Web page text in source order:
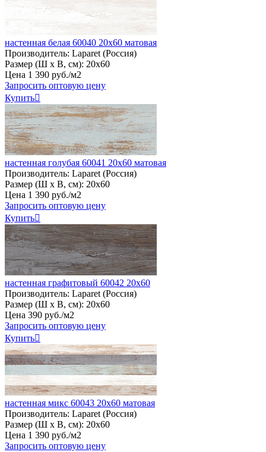
настенная белая 60040 20х60 матовая
Производитель: Laparet (Россия)
Размер (Ш х В, см): 20х60
Цена 1 390 руб./м2
Запросить оптовую цену
Купить
настенная голубая 60041 20х60 матовая
Производитель: Laparet (Россия)
Размер (Ш х В, см): 20х60
Цена 1 390 руб./м2
Запросить оптовую цену
Купить
настенная графитовый 60042 20х60
Производитель: Laparet (Россия)
Размер (Ш х В, см): 20х60
Цена 390 руб./м2
Запросить оптовую цену
Купить
настенная микс 60043 20х60 матовая
Производитель: Laparet (Россия)
Размер (Ш х В, см): 20х60
Цена 1 390 руб./м2
Запросить оптовую цену